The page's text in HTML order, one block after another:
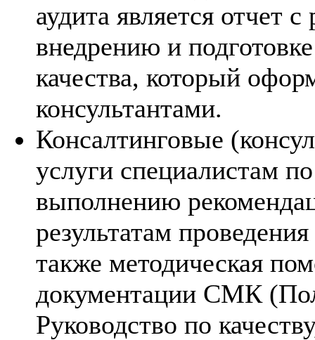
аудита является отчет
внедрению и
качества, который
консультантами.
Консалтинговые
услуги специалистам
выполнению
результатам
также методическая
документации СМК
Руководство по